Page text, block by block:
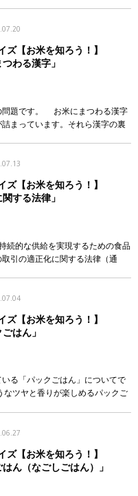
ズ【お米を知ろう！】
わる漢字」
問題です。 お米にまつわる漢字
まっています。それら漢字の裏
ズ【お米を知ろう！】
する法律」
続的な供給を実現するための食品
引の適正化に関する法律（通
ズ【お米を知ろう！】
はん」
る「パックごはん」についてで
ツヤと香りが楽しめるパックご
ズ【お米を知ろう！】
ん（なごしごはん）」